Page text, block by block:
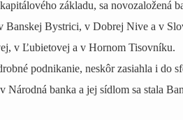
základu, sa novozaložená
Banskej Bystrici, v Dobrej Nive a v
v Ľubietovej a v Hornom Tisovníku.
podnikanie, neskôr zasiahla i do
banka a jej sídlom sa stala